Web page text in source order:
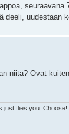
uudestaan
niitä? Ovat
just flies you. Choose!